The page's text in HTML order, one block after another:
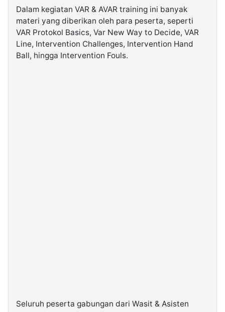
Dalam kegiatan VAR & AVAR training ini banyak
materi yang diberikan oleh para peserta, seperti
VAR Protokol Basics, Var New Way to Decide, VAR
Line, Intervention Challenges, Intervention Hand
Ball, hingga Intervention Fouls.
Seluruh peserta gabungan dari Wasit & Asisten